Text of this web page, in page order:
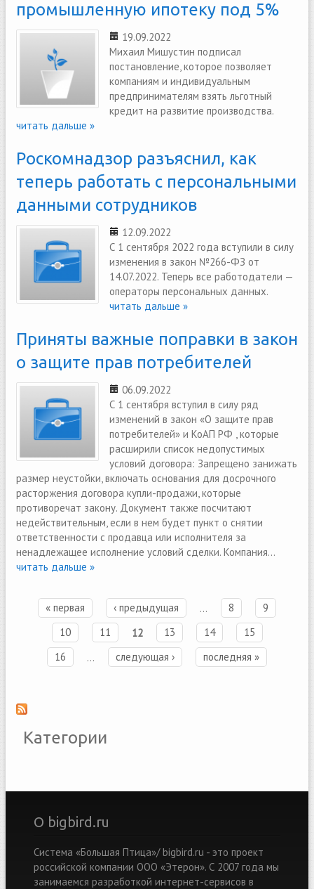
промышленную ипотеку под 5%
19.09.2022
Михаил Мишустин подписал
постановление, которое позволяет
компаниям и индивидуальным
предпринимателям взять льготный
кредит на развитие производства.
читать дальше »
Роскомнадзор разъяснил, как
теперь работать с персональными
данными сотрудников
12.09.2022
С 1 сентября 2022 года вступили в силу
изменения в закон №266-ФЗ от
14.07.2022. Теперь все работодатели —
операторы персональных данных.
читать дальше »
Приняты важные поправки в закон
о защите прав потребителей
06.09.2022
С 1 сентября вступил в силу ряд
изменений в закон «О защите прав
потребителей» и КоАП РФ , которые
расширили список недопустимых
условий договора: Запрещено занижать
размер неустойки, включать основания для досрочного
расторжения договора купли-продажи, которые
противоречат закону. Документ также посчитают
недействительным, если в нем будет пункт о снятии
ответственности с продавца или исполнителя за
ненадлежащее исполнение условий сделки. Компания...
читать дальше »
Страницы
« первая ‹ предыдущая … 8
9
10
11 12 13 14
15
16
… следующая › последняя »
Категории
О bigbird.ru
Система «Большая Птица»/ bigbird.ru - это проект
российской компании ООО «Этерон». С 2007 года мы
занимаемся разработкой интернет-сервисов в